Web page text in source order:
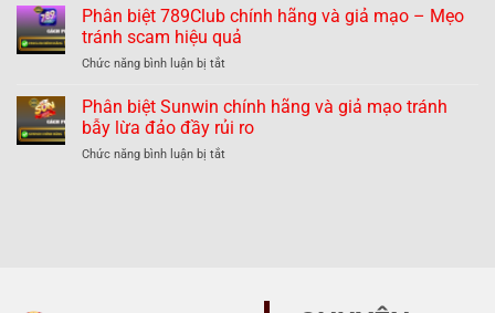
dàng
tránh
đảo
giả
mạo
Thực
thế
nào?
biệt
Hitclub
chính
hãng
giả
mạo
Những
Phân biệt 789Club chính hãng và giả mạo – Mẹo
tránh scam hiệu quả
Chức năng bình luận bị tắt
biệt
789Club
chính
hãng
Phân biệt Sunwin chính hãng và giả mạo tránh
bẫy lừa đảo đầy rủi ro
Chức năng bình luận bị tắt